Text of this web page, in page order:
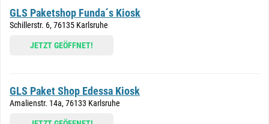
GLS Paketshop Funda´s Kiosk
Schillerstr. 6, 76135 Karlsruhe
JETZT GEÖFFNET!
GLS Paket Shop Edessa Kiosk
Amalienstr. 14a, 76133 Karlsruhe